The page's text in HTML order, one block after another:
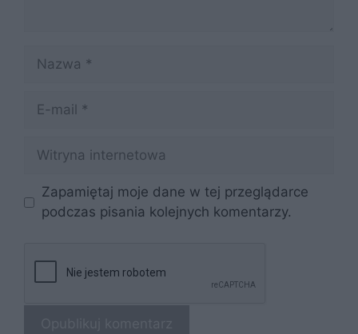
internetowa
Zapamiętaj moje dane w tej przeglądarce
podczas pisania kolejnych komentarzy.